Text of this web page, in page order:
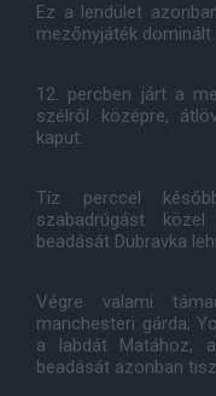
Ez a lendület
mezőnyjáték dominált.
12. percben járt a
szélről középre,
kaput.
Tíz perccel
szabadrúgást
beadását Dubravka
Végre valami
manchesteri gárda;
a labdát Matához,
beadását azonban